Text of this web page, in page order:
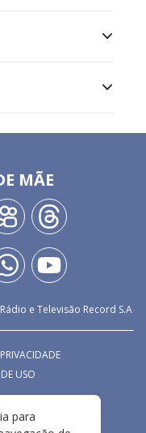
MÃE
e Televisão Record S.A
PRIVACIDADE
USO
para